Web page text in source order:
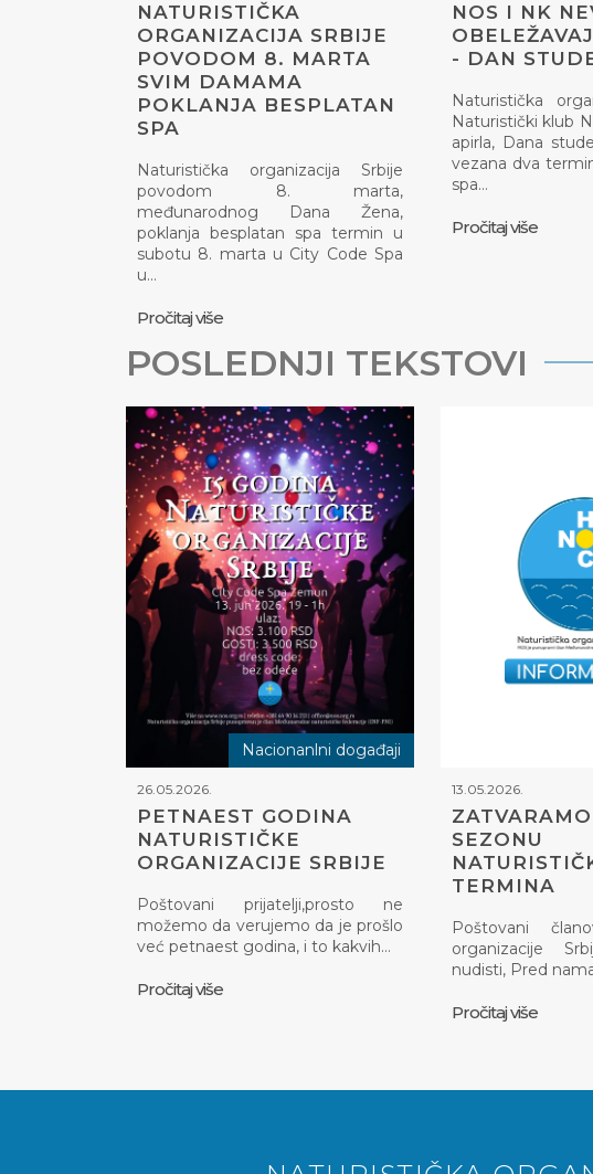
NATURISTIČKA
ORGANIZACIJA SRBIJE
POVODOM 8. MARTA
SVIM DAMAMA
POKLANJA BESPLATAN
SPA
Naturistička organizacija Srbije
povodom 8. marta,
međunarodnog Dana Žena,
poklanja besplatan spa termin u
subotu 8. marta u City Code Spa
u…
Pročitaj više
NOS I NK
- DAN
Naturistička
Naturistički klub
apirla, Dana
vezana dva
spa…
Pročitaj više
POSLEDNJI TEKSTOVI
Nacionanlni događaji
26.05.2026.
PETNAEST GODINA
NATURISTIČKE
ORGANIZACIJE SRBIJE
Poštovani prijatelji,prosto ne
možemo da verujemo da je prošlo
već petnaest godina, i to kakvih…
Pročitaj više
13.05.2026.
SEZONU
TERMINA
Poštovani
organizacije
nudisti, Pred
Pročitaj više